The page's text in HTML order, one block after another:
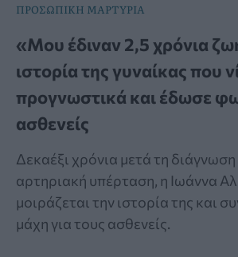
ΠΡΟΣΩΠΙΚΗ ΜΑΡΤΥΡΙΑ
«Μου έδιναν 2,5 χρόνια
ιστορία της γυναίκας που
προγνωστικά και έδωσε
ασθενείς
Δεκαέξι χρόνια μετά τη
αρτηριακή υπέρταση, η Ιωάννα
μοιράζεται την ιστορία της και
μάχη για τους ασθενείς.